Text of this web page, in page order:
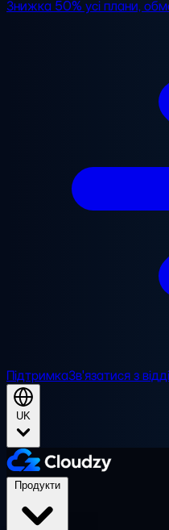
Знижка 50% усі плани,
ПідтримкаЗв'язатися з
UK